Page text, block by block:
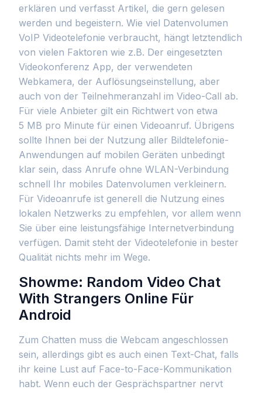
erklären und verfasst Artikel, die gern gelesen
werden und begeistern. Wie viel Datenvolumen
VoIP Videotelefonie verbraucht, hängt letztendlich
von vielen Faktoren wie z.B. Der eingesetzten
Videokonferenz App, der verwendeten
Webkamera, der Auflösungseinstellung, aber
auch von der Teilnehmeranzahl im Video-Call ab.
Für viele Anbieter gilt ein Richtwert von etwa
5 MB pro Minute für einen Videoanruf. Übrigens
sollte Ihnen bei der Nutzung aller Bildtelefonie-
Anwendungen auf mobilen Geräten unbedingt
klar sein, dass Anrufe ohne WLAN-Verbindung
schnell Ihr mobiles Datenvolumen verkleinern.
Für Videoanrufe ist generell die Nutzung eines
lokalen Netzwerks zu empfehlen, vor allem wenn
Sie über eine leistungsfähige Internetverbindung
verfügen. Damit steht der Videotelefonie in bester
Qualität nichts mehr im Wege.
Showme: Random Video Chat
With Strangers Online Für
Android
Zum Chatten muss die Webcam angeschlossen
sein, allerdings gibt es auch einen Text-Chat, falls
ihr keine Lust auf Face-to-Face-Kommunikation
habt. Wenn euch der Gesprächspartner nervt